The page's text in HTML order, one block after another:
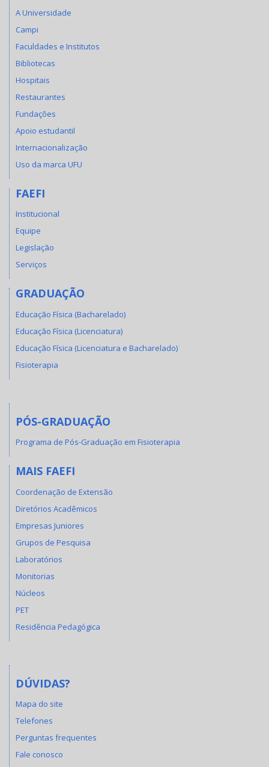
A Universidade
Campi
Faculdades e Institutos
Bibliotecas
Hospitais
Restaurantes
Fundações
Apoio estudantil
Internacionalização
Uso da marca UFU
FAEFI
Institucional
Equipe
Legislação
Serviços
GRADUAÇÃO
Educação Física (Bacharelado)
Educação Física (Licenciatura)
Educação Física (Licenciatura e Bacharelado)
Fisioterapia
PÓS-GRADUAÇÃO
Programa de Pós-Graduação em Fisioterapia
MAIS FAEFI
Coordenação de Extensão
Diretórios Acadêmicos
Empresas Juniores
Grupos de Pesquisa
Laboratórios
Monitorias
Núcleos
PET
Residência Pedagógica
DÚVIDAS?
Mapa do site
Telefones
Perguntas frequentes
Fale conosco